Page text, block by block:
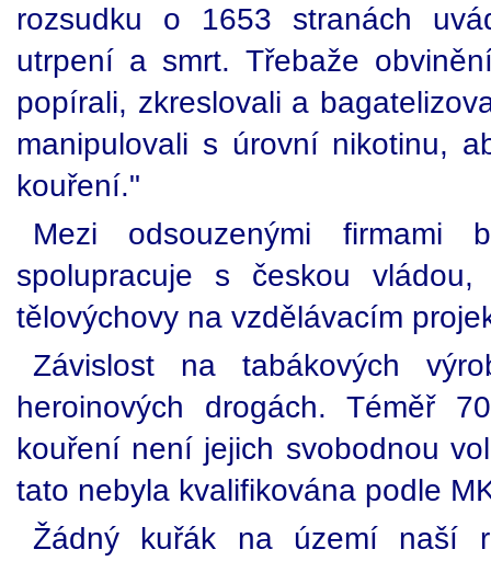
rozsudku o 1653 stranách
utrpení a smrt. Třebaže
popírali, zkreslovali a
manipulovali s úrovní nikotinu,
kouření."
Mezi odsouzenými
spolupracuje s českou
tělovýchovy na vzdělávacím
Závislost na tabákových
heroinových drogách. Téměř
kouření není jejich svobodnou
tato nebyla kvalifikována podle
Žádný kuřák na území naší